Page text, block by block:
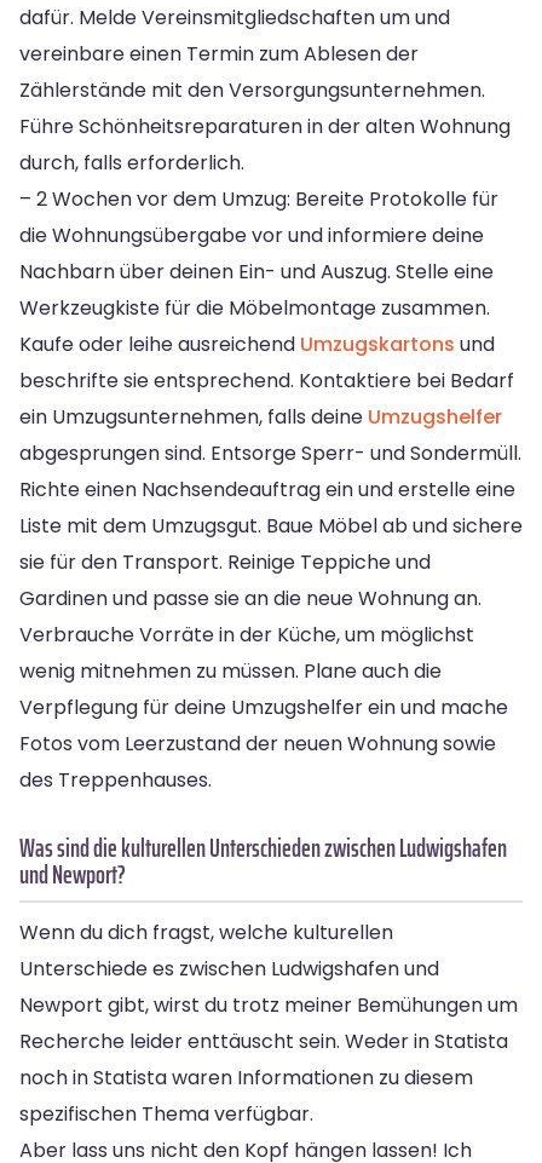
dafür. Melde Vereinsmitgliedschaften um und
vereinbare einen Termin zum Ablesen der
Zählerstände mit den Versorgungsunternehmen.
Führe Schönheitsreparaturen in der alten Wohnung
durch, falls erforderlich.
– 2 Wochen vor dem Umzug: Bereite Protokolle für
die Wohnungsübergabe vor und informiere deine
Nachbarn über deinen Ein- und Auszug. Stelle eine
Werkzeugkiste für die Möbelmontage zusammen.
Kaufe oder leihe ausreichend Umzugskartons und
beschrifte sie entsprechend. Kontaktiere bei Bedarf
ein Umzugsunternehmen, falls deine Umzugshelfer
abgesprungen sind. Entsorge Sperr- und Sondermüll.
Richte einen Nachsendeauftrag ein und erstelle eine
Liste mit dem Umzugsgut. Baue Möbel ab und sichere
sie für den Transport. Reinige Teppiche und
Gardinen und passe sie an die neue Wohnung an.
Verbrauche Vorräte in der Küche, um möglichst
wenig mitnehmen zu müssen. Plane auch die
Verpflegung für deine Umzugshelfer ein und mache
Fotos vom Leerzustand der neuen Wohnung sowie
des Treppenhauses.
Was sind die kulturellen Unterschieden zwischen Ludwigshafen
und Newport?
Wenn du dich fragst, welche kulturellen
Unterschiede es zwischen Ludwigshafen und
Newport gibt, wirst du trotz meiner Bemühungen um
Recherche leider enttäuscht sein. Weder in Statista
noch in Statista waren Informationen zu diesem
spezifischen Thema verfügbar.
Aber lass uns nicht den Kopf hängen lassen! Ich